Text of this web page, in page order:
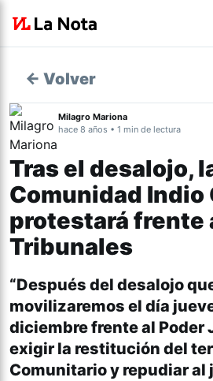
← Volver
Milagro Mariona
hace 8 años • 1 min de lectura
Tras el desalojo,
Comunidad Indio
protestará frente
Tribunales
“Después del desalojo
movilizaremos el día
diciembre frente al Poder
exigir la restitución del
Comunitario y repudiar al